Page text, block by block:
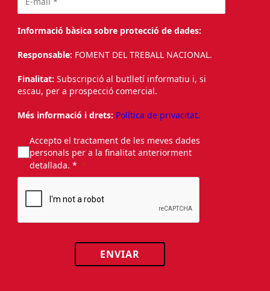
Informació bàsica sobre protecció de dades:
Responsable: FOMENT DEL TREBALL NACIONAL.
Finalitat: Subscripció al butlletí informatiu i, si
escau, per a prospecció comercial.
Més informació i drets: Política de privacitat.
Accepto el tractament de les meves dades
personals per a la finalitat anteriorment
detallada. *
ENVIAR